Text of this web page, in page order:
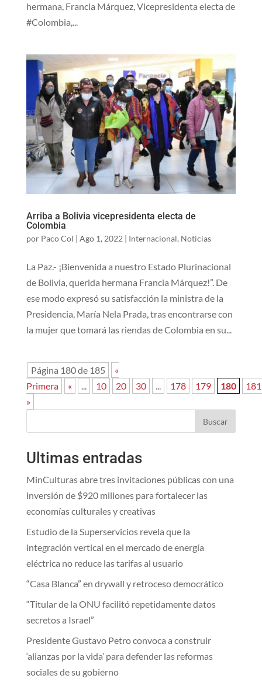
hermana, Francia Márquez, Vicepresidenta electa de
#Colombia,...
Arriba a Bolivia vicepresidenta electa de
Colombia
por Paco Col | Ago 1, 2022 | Internacional, Noticias
La Paz.- ¡Bienvenida a nuestro Estado Plurinacional
de Bolivia, querida hermana Francia Márquez!”. De
ese modo expresó su satisfacción la ministra de la
Presidencia, María Nela Prada, tras encontrarse con
la mujer que tomará las riendas de Colombia en su...
Página 180 de 185
«
Primera
« ... 10 20 30 ... 178 179 180
181
»
Buscar
Ultimas entradas
MinCulturas abre tres invitaciones públicas con una
inversión de $920 millones para fortalecer las
economías culturales y creativas
Estudio de la Superservicios revela que la
integración vertical en el mercado de energía
eléctrica no reduce las tarifas al usuario
“Casa Blanca” en drywall y retroceso democrático
“Titular de la ONU facilitó repetidamente datos
secretos a Israel”
Presidente Gustavo Petro convoca a construir
‘alianzas por la vida’ para defender las reformas
sociales de su gobierno